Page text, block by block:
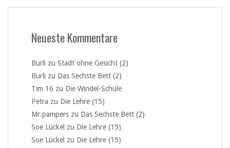
Neueste Kommentare
Burli zu Stadt ohne Gesicht (2)
Burli zu Das Sechste Bett (2)
Tim 16 zu Die Windel-Schule
Petra zu Die Lehre (15)
Mr.pampers zu Das Sechste Bett (2)
Soe Lückel zu Die Lehre (15)
Soe Lückel zu Die Lehre (15)